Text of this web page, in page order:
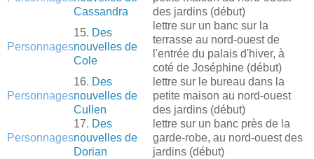
Cassandra
des jardins (début)
Personnages
15. Des
nouvelles de
Cole
lettre sur un banc sur la
terrasse au nord-ouest de
l'entrée du palais d'hiver, à
coté de Joséphine (début)
Personnages
16. Des
nouvelles de
Cullen
lettre sur le bureau dans la
petite maison au nord-ouest
des jardins (début)
Personnages
17. Des
nouvelles de
Dorian
lettre sur un banc près de la
garde-robe, au nord-ouest des
jardins (début)